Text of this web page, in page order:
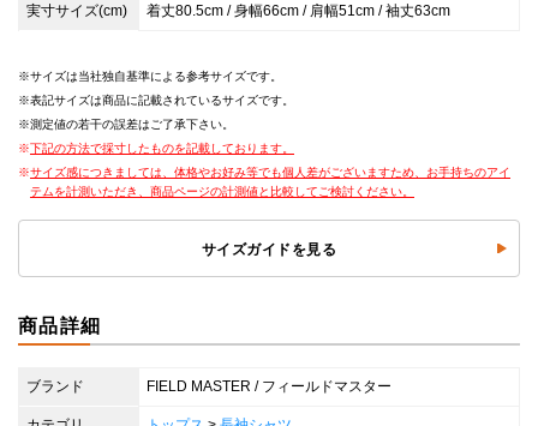
実寸サイズ(cm) 着丈80.5cm / 身幅66cm / 肩幅51cm / 袖丈63cm
サイズは当社独自基準による参考サイズです。
表記サイズは商品に記載されているサイズです。
測定値の若干の誤差はご了承下さい。
下記の方法で採寸したものを記載しております。
サイズ感につきましては、体格やお好み等でも個人差がございますため、お手持ちのアイ
テムを計測いただき、商品ページの計測値と比較してご検討ください。
サイズガイドを見る
商品詳細
ブランド FIELD MASTER / フィールドマスター